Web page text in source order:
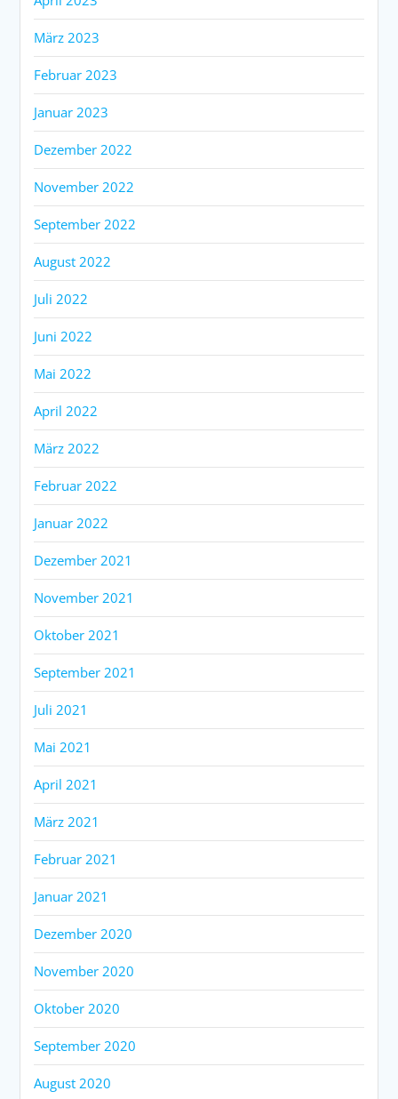
März 2023
Februar 2023
Januar 2023
Dezember 2022
November 2022
September 2022
August 2022
Juli 2022
Juni 2022
Mai 2022
April 2022
März 2022
Februar 2022
Januar 2022
Dezember 2021
November 2021
Oktober 2021
September 2021
Juli 2021
Mai 2021
April 2021
März 2021
Februar 2021
Januar 2021
Dezember 2020
November 2020
Oktober 2020
September 2020
August 2020